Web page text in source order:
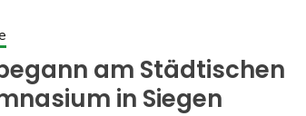
am Städtischen
in Siegen